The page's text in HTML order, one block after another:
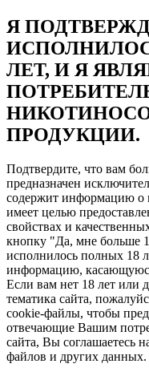
Я
ЛЕТ, И Я
ПРОДУКЦИИ.
Подтвердите, что вам
предназначен
содержит информацию о
имеет целью
свойствах и
кнопку "Да, мне больше
исполнилось полных 18
информацию,
Если вам нет 18 лет или
тематика сайта,
cookie-файлы, чтобы
отвечающие Вашим
сайта, Вы соглашаетесь
файлов и других данных.